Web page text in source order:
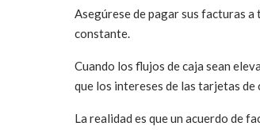
Asegúrese de pagar sus facturas
constante.
Cuando los flujos de caja sean
que los intereses de las tarjetas
La realidad es que un acuerdo de